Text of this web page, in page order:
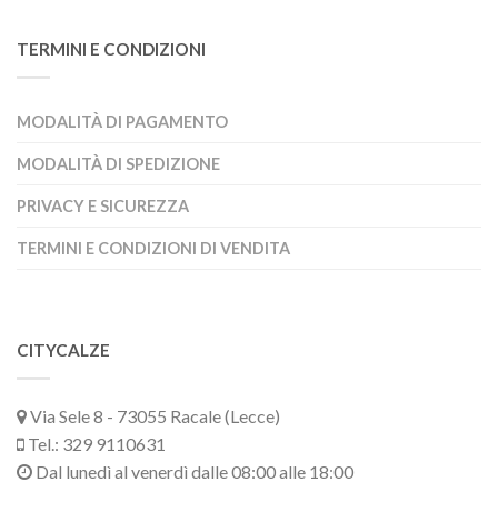
TERMINI E CONDIZIONI
MODALITÀ DI PAGAMENTO
MODALITÀ DI SPEDIZIONE
PRIVACY E SICUREZZA
TERMINI E CONDIZIONI DI VENDITA
CITYCALZE
Via Sele 8 - 73055 Racale (Lecce)
Tel.: 329 9110631
Dal lunedì al venerdì dalle 08:00 alle 18:00